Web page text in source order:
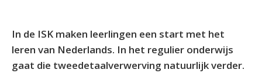
In de ISK maken leerlingen een start met het
leren van Nederlands. In het regulier onderwijs
gaat die tweedetaalverwerving natuurlijk verder.